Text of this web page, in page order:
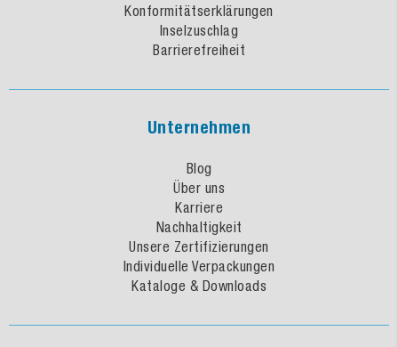
Konformitätserklärungen
Inselzuschlag
Barrierefreiheit
Unternehmen
Blog
Über uns
Karriere
Nachhaltigkeit
Unsere Zertifizierungen
Individuelle Verpackungen
Kataloge & Downloads